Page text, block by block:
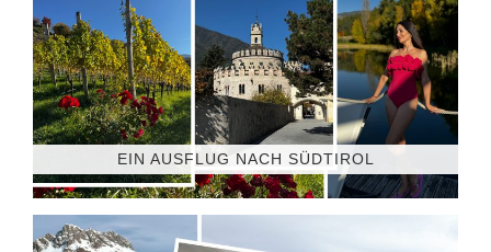
EIN AUSFLUG NACH SÜDTIROL